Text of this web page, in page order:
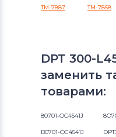
TM-7887 TM-7858
DPT 300-
заменить
товарами:
80701-OC4541J
B0701-OC4541J